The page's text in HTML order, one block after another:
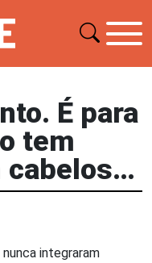
É para
tem
cabelos…
integraram